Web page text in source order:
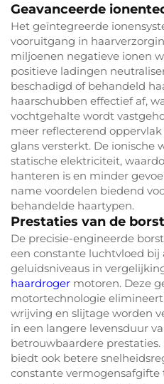
Geavanceerde
Het geïntegreerde
vooruitgang in
miljoenen negatieve ionen
positieve ladingen
beschadigd of behandeld
haarschubben effectief af,
vochtgehalte wordt
meer reflecterend
glans versterkt. De ionische
statische elektriciteit,
hanteren is en minder
name voordelen biedend
behandelde haartypen.
Prestaties van de
De precisie-engineerde
een constante luchtvloed bij
geluidsniveaus in
haardroger motoren. Deze
motortechnologie
wrijving en slijtage worden
in een langere levensduur
betrouwbaardere
biedt ook betere
constante